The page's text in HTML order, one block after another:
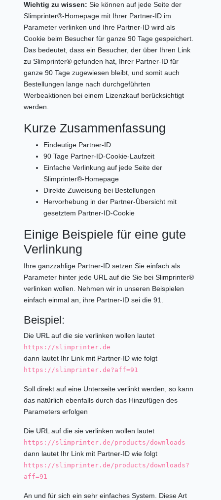
Wichtig zu wissen: Sie können auf jede Seite der
Slimprinter®-Homepage mit Ihrer Partner-ID im
Parameter verlinken und Ihre Partner-ID wird als
Cookie beim Besucher für ganze 90 Tage gespeichert.
Das bedeutet, dass ein Besucher, der über Ihren Link
zu Slimprinter® gefunden hat, Ihrer Partner-ID für
ganze 90 Tage zugewiesen bleibt, und somit auch
Bestellungen lange nach durchgeführten
Werbeaktionen bei einem Lizenzkauf berücksichtigt
werden.
Kurze Zusammenfassung
Eindeutige Partner-ID
90 Tage Partner-ID-Cookie-Laufzeit
Einfache Verlinkung auf jede Seite der
Slimprinter®-Homepage
Direkte Zuweisung bei Bestellungen
Hervorhebung in der Partner-Übersicht mit
gesetztem Partner-ID-Cookie
Einige Beispiele für eine gute
Verlinkung
Ihre ganzzahlige Partner-ID setzen Sie einfach als
Parameter hinter jede URL auf die Sie bei Slimprinter®
verlinken wollen. Nehmen wir in unseren Beispielen
einfach einmal an, ihre Partner-ID sei die 91.
Beispiel:
Die URL auf die sie verlinken wollen lautet
https://slimprinter.de
dann lautet Ihr Link mit Partner-ID wie folgt
https://slimprinter.de?aff=91
Soll direkt auf eine Unterseite verlinkt werden, so kann
das natürlich ebenfalls durch das Hinzufügen des
Parameters erfolgen
Die URL auf die sie verlinken wollen lautet
https://slimprinter.de/products/downloads
dann lautet Ihr Link mit Partner-ID wie folgt
https://slimprinter.de/products/downloads?
aff=91
An und für sich ein sehr einfaches System. Diese Art